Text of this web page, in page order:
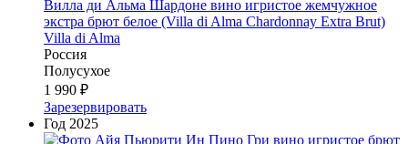
Вилла ди Альма Шардоне вино игристое жемчужное
экстра брют белое (Villa di Alma Chardonnay Extra Brut)
Villa di Alma
Россия
Полусухое
1 990 ₽
Зарезервировать
Год 2025